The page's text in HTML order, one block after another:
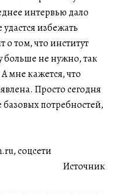
интервью дало
избежать
о том, что институт
больше не нужно, так
мне кажется, что
Просто сегодня
потребностей,
соцсети
Источник